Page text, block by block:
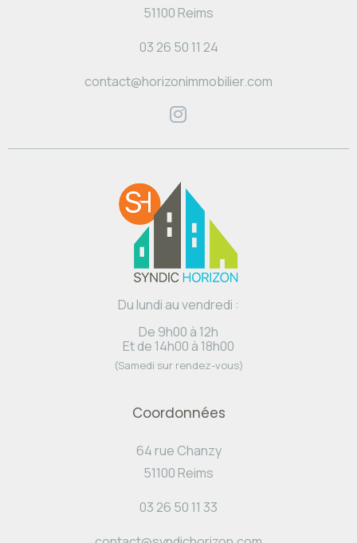
51100 Reims
03 26 50 11 24
contact@horizonimmobilier.com
Du lundi au vendredi :
De 9h00 à 12h
Et de 14h00 à 18h00
(Samedi sur rendez-vous)
Coordonnées
64 rue Chanzy
51100 Reims
03 26 50 11 33